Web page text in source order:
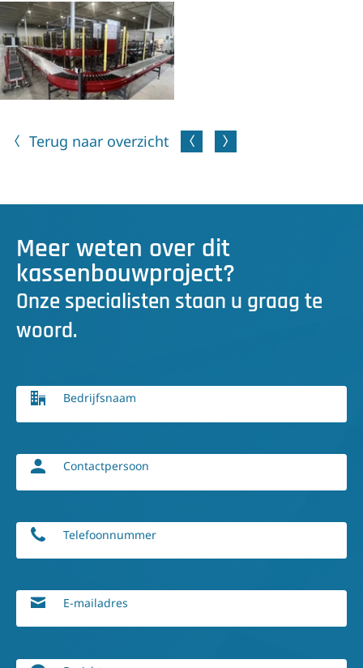
Terug naar overzicht
Meer weten over dit
kassenbouwproject?
Onze specialisten staan u graag te
woord.
Bedrijfsnaam
Contactpersoon
Telefoonnummer
E-mailadres